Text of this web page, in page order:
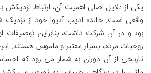
یکی از دلایل اصلی اهمیت آن، ارتباط نزدیکش
واقعی است. خالده ادیب آدیوا خود از
بود و در آن شرکت داشت، بنابراین توصیفات
روحیات مردم، بسیار معتبر و ملموس هستند.
تاریخی از آن دوران به شمار می رود که